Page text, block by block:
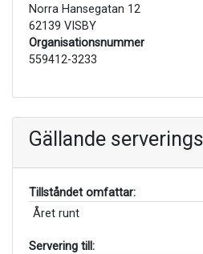
Norra Hansegatan 12
62139 VISBY
Organisationsnummer
559412-3233
Gällande
Tillståndet omfattar:
Året runt
Servering till: